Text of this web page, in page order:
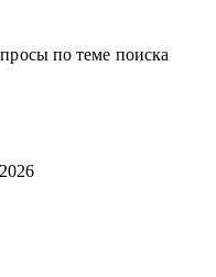
по теме поиска